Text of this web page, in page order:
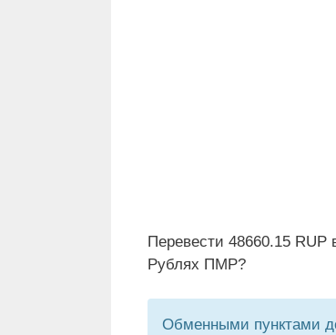
Перевести 48660.15 RUP
Рублях ПМР?
Обменными пунктами